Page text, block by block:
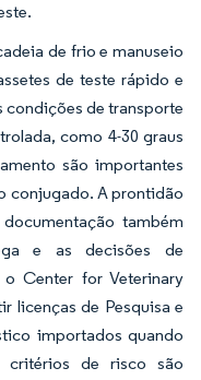
de frio e manuseio
de teste rápido e
condições de transporte
como 4-30 graus
são importantes
conjugado. A prontidão
também
e as decisões de
Center for Veterinary
licenças de Pesquisa e
importados quando
critérios de risco são